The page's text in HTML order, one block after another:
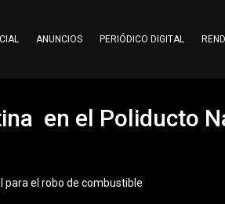
ANUNCIOS PERIÓDICO DIGITAL
en el Poliducto
para el robo de combustible